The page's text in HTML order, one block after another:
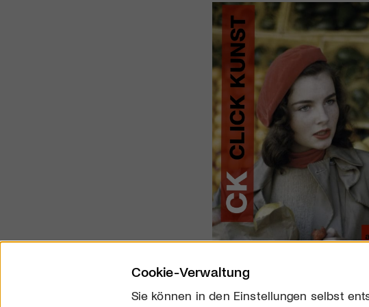
Cookie-Verwaltung
Sie können in den Einstellungen selbst